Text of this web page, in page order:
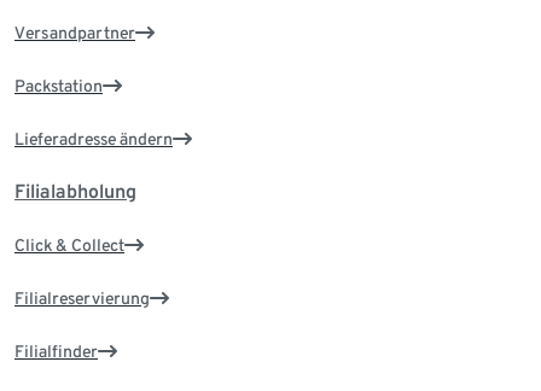
Versandpartner
Packstation
Lieferadresse ändern
Filialabholung
Click & Collect
Filialreservierung
Filialfinder